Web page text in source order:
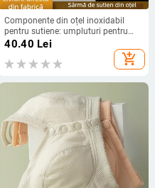
Componente din oțel inoxidabil
pentru sutiene: umpluturi pentru
sutien, inele din oțel, arcuri din oțel
pentru sutien, inele albe din oțel și
accesorii pentru lenjerie
40.40 Lei
add_shopping_cart